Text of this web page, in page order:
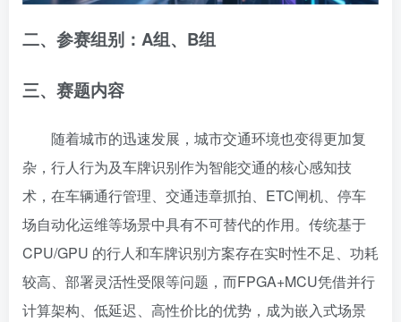
二、参赛组别：A组、B组
三、赛题内容
随着城市的迅速发展，城市交通环境也变得更加复
杂，行人行为及车牌识别作为智能交通的核心感知技
术，在车辆通行管理、交通违章抓拍、ETC闸机、停车
场自动化运维等场景中具有不可替代的作用。传统基于
CPU/GPU 的行人和车牌识别方案存在实时性不足、功耗
较高、部署灵活性受限等问题，而FPGA+MCU凭借并行
计算架构、低延迟、高性价比的优势，成为嵌入式场景